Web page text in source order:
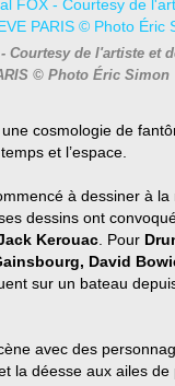
Courtesy de l'artiste et
© Photo Éric Simon
cosmologie de
et l’espace.
à dessiner à
dessins ont
Kerouac . Pour
David
sur un bateau
avec des
la déesse aux ailes de